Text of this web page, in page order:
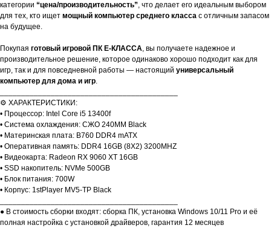
категории “цена/производительность”, что делает его идеальным выбором
для тех, кто ищет мощный компьютер среднего класса с отличным запасом
на будущее.
Покупая готовый игровой ПК E-КЛАССА, вы получаете надежное и
производительное решение, которое одинаково хорошо подходит как для
игр, так и для повседневной работы — настоящий универсальный
компьютер для дома и игр.
⚙️ ХАРАКТЕРИСТИКИ:
• Процессор: Intel Core i5 13400f
• Система охлаждения: СЖО 240ММ Black
• Материнская плата: B760 DDR4 mATX
• Оперативная память: DDR4 16GB (8X2) 3200MHZ
• Видеокарта: Radeon RX 9060 XT 16GB
• SSD накопитель: NVMe 500GB
• Блок питания: 700W
• Корпус: 1stPlayer MV5-TP Black
● В стоимость сборки входят: сборка ПК, установка Windows 10/11 Pro и её
полная настройка с установкой драйверов, гарантия 12 месяцев